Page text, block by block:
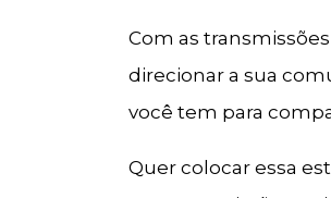
Com as
direcionar a sua
você tem para
Quer colocar essa